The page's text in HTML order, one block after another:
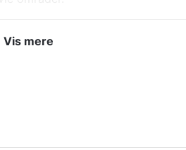
Vis mere